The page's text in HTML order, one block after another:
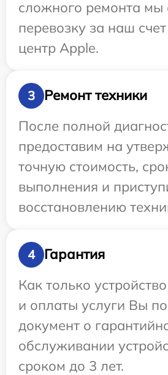
сложного ремонта мы
перевозку за наш
центр Apple.
3
Ремонт техники
После полной
предоставим на
точную стоимость,
выполнения и
восстановлению
4
Гарантия
Как только
и оплаты услуги Вы
документ о
обслуживании
сроком до 3 лет.